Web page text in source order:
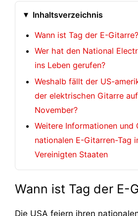
Inhaltsverzeichnis
Wann ist Tag der E-Gitarre?
Wer hat den National
ins Leben gerufen?
Weshalb fällt der US-
der elektrischen Gitarre
November?
Weitere Informationen und
nationalen E-Gitarren-Tag
Vereinigten Staaten
Wann ist Tag der E-
Die USA feiern ihren